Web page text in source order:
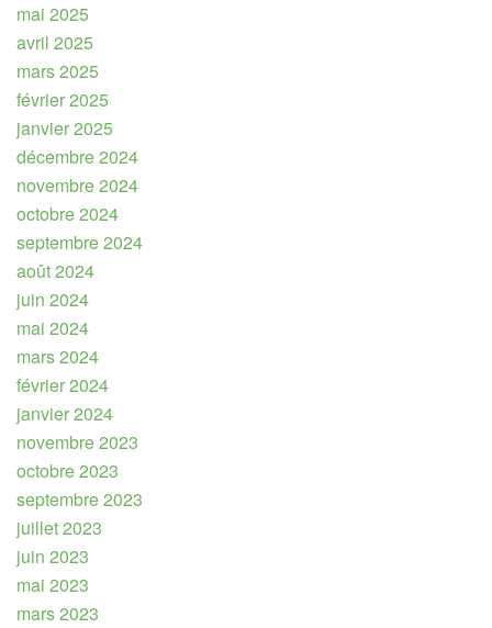
mai 2025
avril 2025
mars 2025
février 2025
janvier 2025
décembre 2024
novembre 2024
octobre 2024
septembre 2024
août 2024
juin 2024
mai 2024
mars 2024
février 2024
janvier 2024
novembre 2023
octobre 2023
septembre 2023
juillet 2023
juin 2023
mai 2023
mars 2023